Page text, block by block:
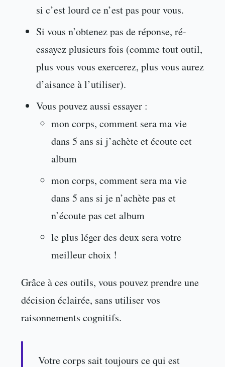
si c’est lourd ce n’est pas pour vous.
Si vous n’obtenez pas de réponse, ré-
essayez plusieurs fois (comme tout outil,
plus vous vous exercerez, plus vous aurez
d’aisance à l’utiliser).
Vous pouvez aussi essayer :
mon corps, comment sera ma vie
dans 5 ans si j’achète et écoute cet
album
mon corps, comment sera ma vie
dans 5 ans si je n’achète pas et
n’écoute pas cet album
le plus léger des deux sera votre
meilleur choix !
Grâce à ces outils, vous pouvez prendre une
décision éclairée, sans utiliser vos
raisonnements cognitifs.
Votre corps sait toujours ce qui est